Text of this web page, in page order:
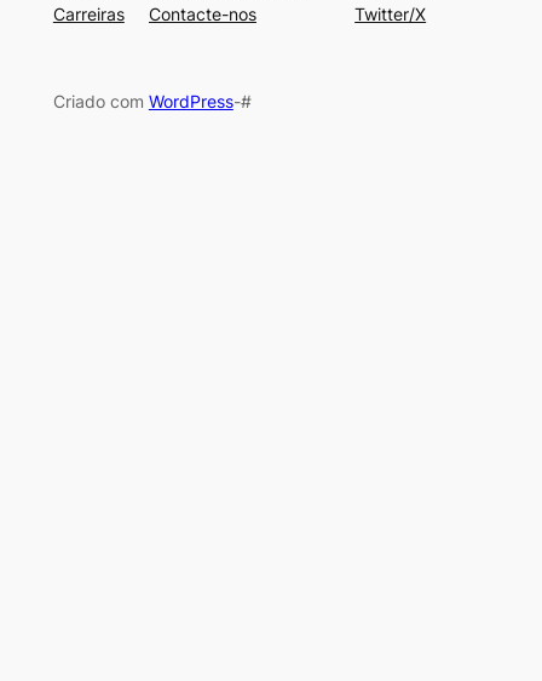
Carreiras
Contacte-nos
Twitter/X
Criado com WordPress-#